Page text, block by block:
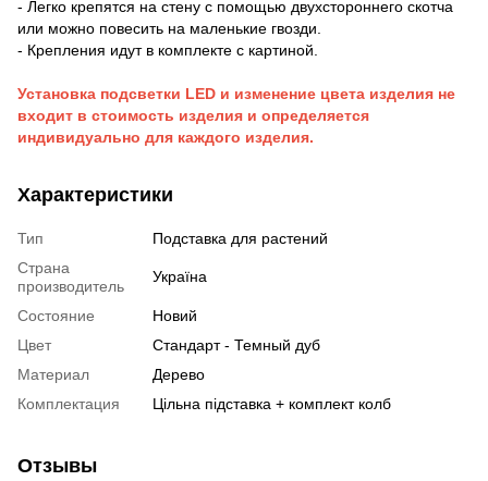
- Легко крепятся на стену с помощью двухстороннего скотча
или можно повесить на маленькие гвозди.
- Крепления идут в комплекте с картиной.
Установка подсветки LED и изменение цвета изделия не
входит в стоимость изделия и определяется
индивидуально для каждого изделия.
Характеристики
Тип
Подставка для растений
Страна
производитель
Україна
Состояние
Новий
Цвет
Стандарт - Темный дуб
Материал
Дерево
Комплектация
Цільна підставка + комплект колб
Отзывы